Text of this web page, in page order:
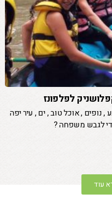
לפלפונז
, אוכל טוב , ים , עיר יפה
לגבש משפחה ?
עוד